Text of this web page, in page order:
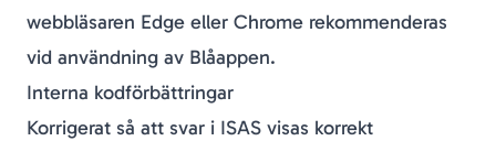
webbläsaren Edge eller Chrome rekommenderas
vid användning av Blåappen.
Interna kodförbättringar
Korrigerat så att svar i ISAS visas korrekt